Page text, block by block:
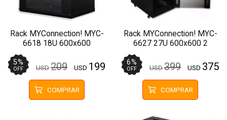
Rack MYConnection! MYC-
6618 18U 600x600
5%
OFF USD209 USD 199
COMPRAR
Rack MYConnection! MYC-
6627 27U 600x600 2
Ventiladores Pivotante
6%
OFF USD399 USD 375
COMPRAR